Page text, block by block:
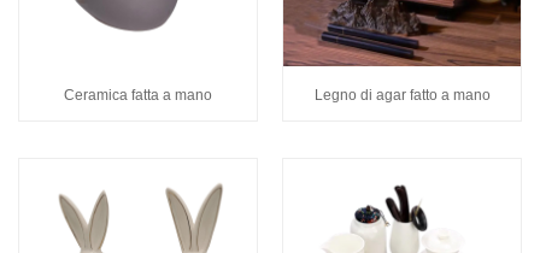
Ceramica fatta a mano Legno di agar fatto a mano